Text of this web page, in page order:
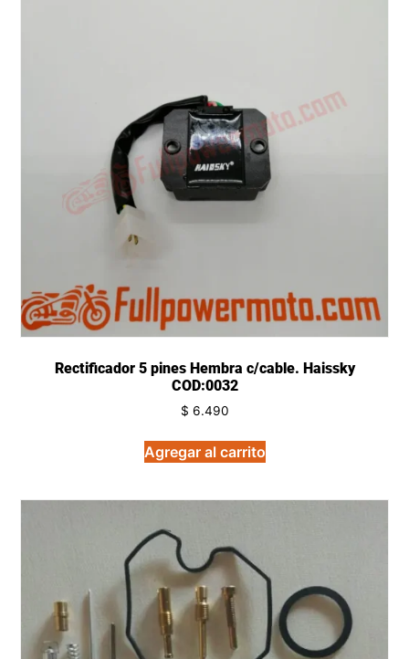
Rectificador 5 pines Hembra c/cable. Haissky
COD:0032
$ 6.490
Agregar al carrito